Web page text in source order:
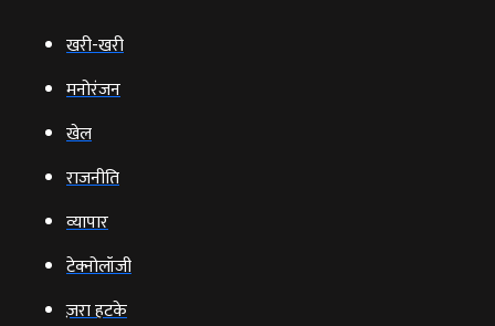
खरी-खरी
मनोरंजन
खेल
राजनीति
व्‍यापार
टेक्‍नोलॉजी
ज़रा हटके